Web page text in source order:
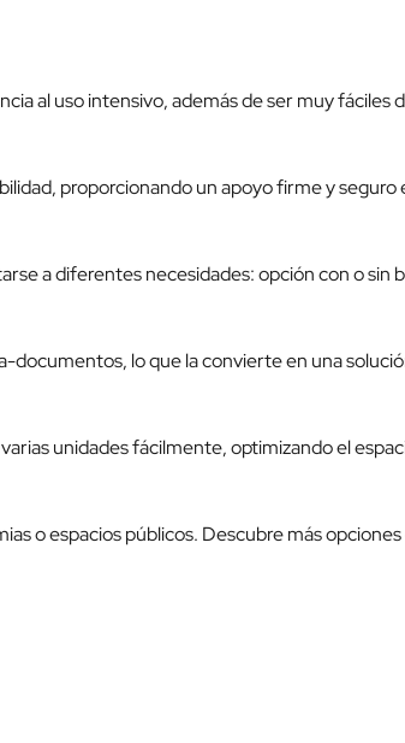
al uso intensivo, además de ser muy
proporcionando un apoyo firme y
a diferentes necesidades: opción con o sin
lo que la convierte en una
unidades fácilmente, optimizando el
o espacios públicos. Descubre más